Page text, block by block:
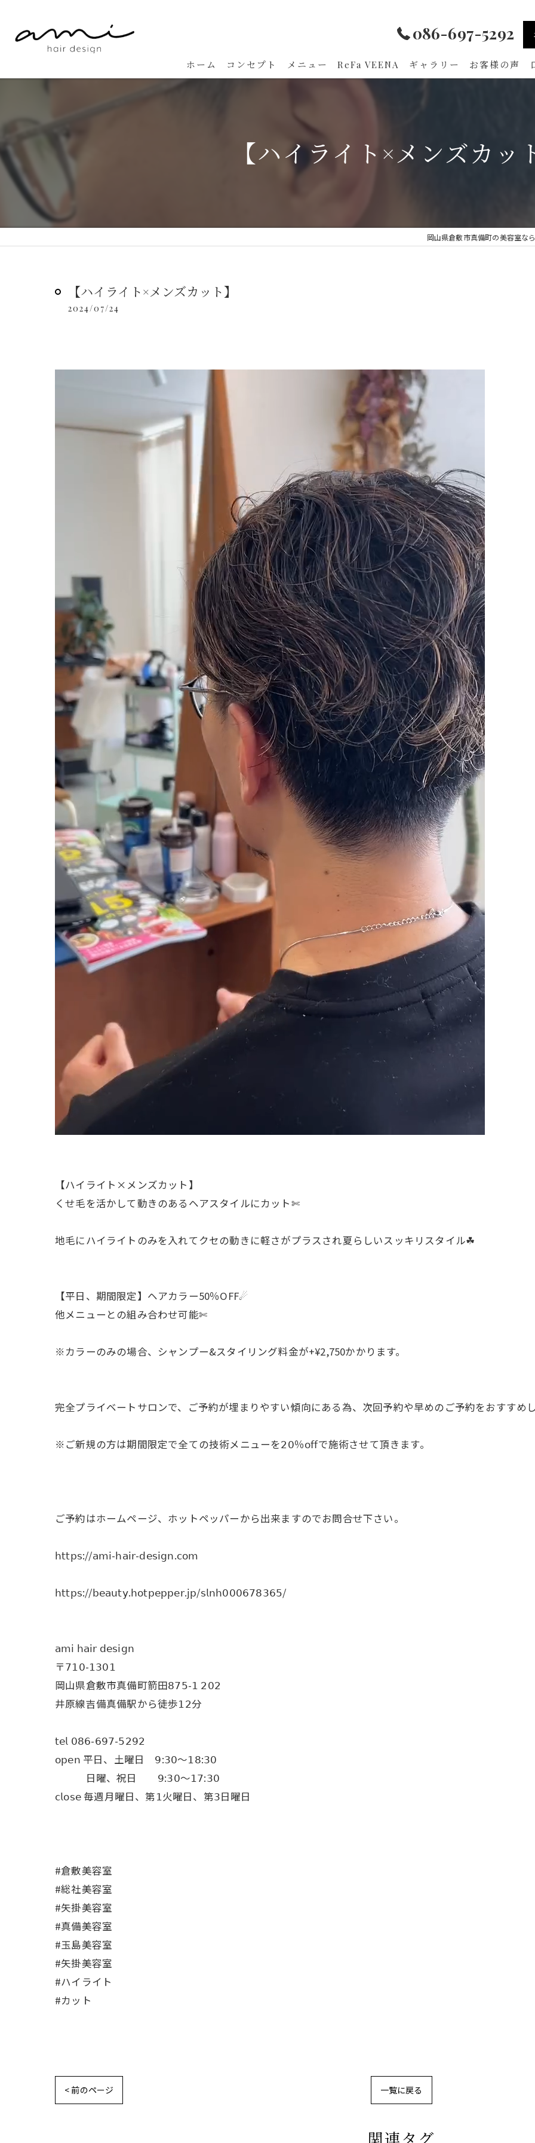
086-697-5292
ホーム コンセプト メニュー ReFa VEENA ギャラリー お客様の声
【ハイライト×メンズカッ
岡山県倉敷市真備町の美容室な
【ハイライト×メンズカット】
2024/07/24
【ハイライト×メンズカット】
くせ毛を活かして動きのあるヘアスタイルにカット✄
地毛にハイライトのみを入れてクセの動きに軽さがプラスされ夏らしいスッキリスタイル☘︎
【平日、期間限定】ヘアカラー50％OFF☄︎
他メニューとの組み合わせ可能✄
※カラーのみの場合、シャンプー&スタイリング料金が+¥2,750かかります。
完全プライベートサロンで、ご予約が埋まりやすい傾向にある為、次回予約や早めのご予約をおすすめ
※ご新規の方は期間限定で全ての技術メニューを𝟤𝟢％𝗈𝖿𝖿で施術させて頂きます。
ご予約はホームページ、ホットペッパーから出来ますのでお問合せ下さい。
𝗁𝗍𝗍𝗉𝗌://𝖺𝗆𝗂-𝗁𝖺𝗂𝗋-𝖽𝖾𝗌𝗂𝗀𝗇.𝖼𝗈𝗆
𝗁𝗍𝗍𝗉𝗌://𝖻𝖾𝖺𝗎𝗍𝗒.𝗁𝗈𝗍𝗉𝖾𝗉𝗉𝖾𝗋.𝗃𝗉/𝗌𝗅𝗇𝗁𝟢𝟢𝟢𝟨𝟩𝟪𝟥𝟨𝟧/
𝖺𝗆𝗂 𝗁𝖺𝗂𝗋 𝖽𝖾𝗌𝗂𝗀𝗇
〒𝟩𝟣𝟢-𝟣𝟥𝟢𝟣
岡山県倉敷市真備町箭田𝟪𝟩𝟧-𝟣 𝟤𝟢𝟤
井原線吉備真備駅から徒歩𝟣𝟤分
𝗍𝖾𝗅 𝟢𝟪𝟨-𝟨𝟫𝟩-𝟧𝟤𝟫𝟤
𝗈𝗉𝖾𝗇 平日、土曜日 𝟫:𝟥𝟢〜𝟣𝟪:𝟥𝟢
日曜、祝日 𝟫:𝟥𝟢〜𝟣𝟩:𝟥𝟢
𝖼𝗅𝗈𝗌𝖾 毎週月曜日、第𝟣火曜日、第𝟥日曜日
#倉敷美容室
#総社美容室
#矢掛美容室
#真備美容室
#玉島美容室
#矢掛美容室
#ハイライト
#カット
< 前のページ 一覧に戻る
関連タグ